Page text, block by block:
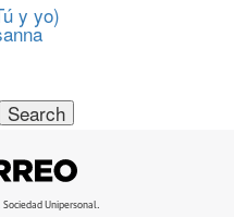
y yo)
Sociedad Unipersonal.